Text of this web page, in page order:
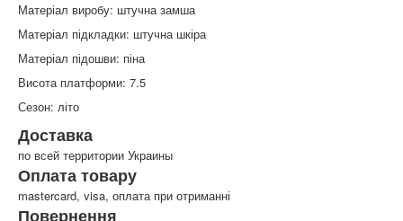
Матеріал виробу: штучна замша
Матеріал підкладки: штучна шкіра
Матеріал підошви: піна
Висота платформи: 7.5
Сезон: літо
Доставка
по всей территории Украины
Оплата товару
mastercard, visa, оплата при отриманні
Повернення